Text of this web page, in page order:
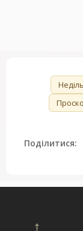
Поділитися: